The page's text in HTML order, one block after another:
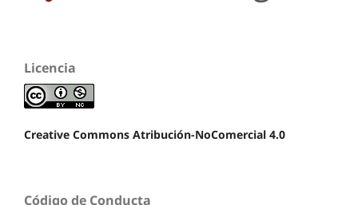
Licencia
Creative Commons Atribución-NoComercial 4.0
Código de Conducta